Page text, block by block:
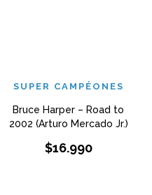
SUPER CAMPÉONES
Bruce Harper – Road to
2002 (Arturo Mercado Jr.)
$16.990